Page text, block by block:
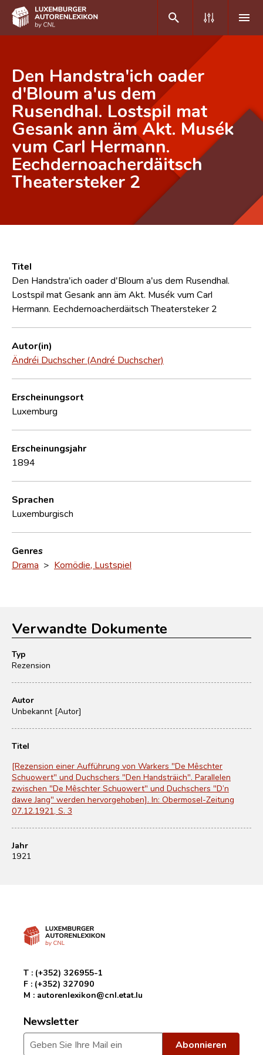
DE FR
Home
Autor(inn)en A-Z
Erweiterte Suche
Häufige Fragen und Antworten
Forschungsgruppe
Den Handstra'ich oader
d'Bloum a'us dem
Rusendhal. Lostspil mat
Gesank ann äm Akt. Musék
vum Carl Hermann.
Eechdernoacherdäitsch
Theatersteker 2
Titel
Den Handstra'ich oader d'Bloum a'us dem Rusendhal.
Lostspil mat Gesank ann äm Akt. Musék vum Carl
Hermann. Eechdernoacherdäitsch Theatersteker 2
Autor(in)
Ändréi Duchscher (André Duchscher)
Erscheinungsort
Luxemburg
Erscheinungsjahr
1894
Sprachen
Luxemburgisch
Genres
Drama > Komödie, Lustspiel
Verwandte Dokumente
Typ
Rezension
Autor
Unbekannt [Autor]
Titel
[Rezension einer Aufführung von Warkers "De Mêschter
Schuowert" und Duchschers "Den Handsträich". Parallelen
zwischen "De Mêschter Schuowert" und Duchschers "D’n
dawe Jang" werden hervorgehoben]. In: Obermosel-Zeitung
07.12.1921, S. 3
Jahr
1921
T : (+352) 326955-1
F : (+352) 327090
M : autorenlexikon@cnl.etat.lu
Newsletter